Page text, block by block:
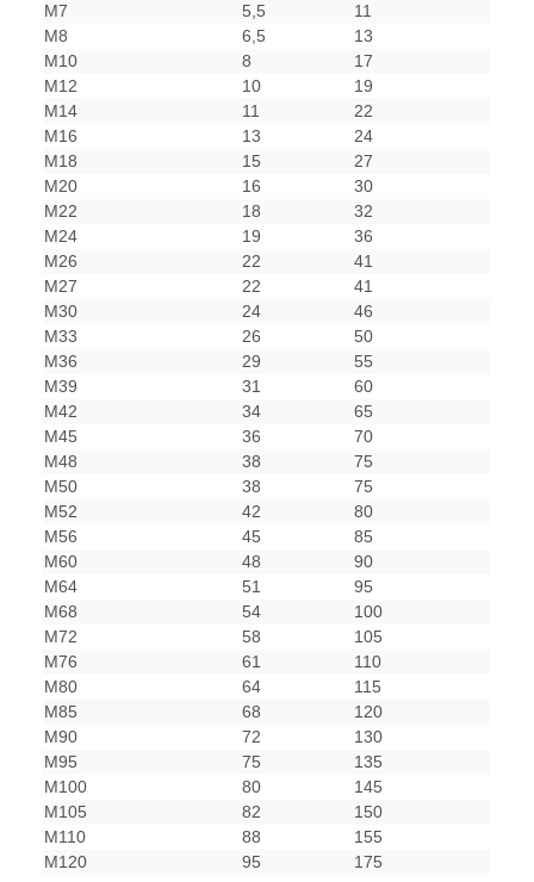
M7
5,5
11
M8
6,5
13
M10
8
17
M12
10
19
M14
11
22
M16
13
24
M18
15
27
M20
16
30
M22
18
32
M24
19
36
M26
22
41
M27
22
41
M30
24
46
M33
26
50
M36
29
55
M39
31
60
M42
34
65
M45
36
70
M48
38
75
M50
38
75
M52
42
80
M56
45
85
M60
48
90
M64
51
95
M68
54
100
M72
58
105
M76
61
110
M80
64
115
M85
68
120
M90
72
130
M95
75
135
M100
80
145
M105
82
150
M110
88
155
M120
95 175